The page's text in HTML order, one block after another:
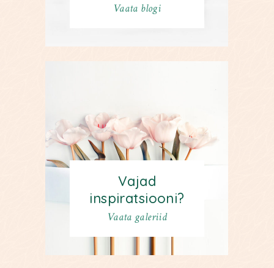
Vaata blogi
Vajad
inspiratsiooni?
Vaata galeriid